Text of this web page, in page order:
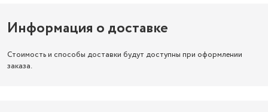
Информация о доставке
Стоимость и способы доставки будут доступны при оформлении
заказа.